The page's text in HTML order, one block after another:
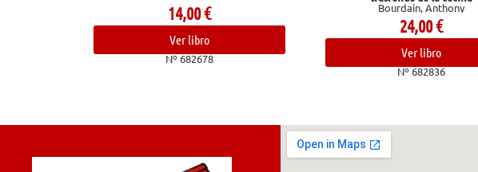
14,00€
Ver libro
Nº 682678
Bourdain, Anthony
24,00€
Ver libro
Nº 682836